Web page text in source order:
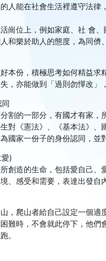
人能在社會生活裡遵守法律
崗位上，例如家庭、社 會
和樂於助人的態度，為同儕
本份，積極思考如何精益
，亦能做到「過則勿憚改」
割的一部分，有國才有家
對《憲法》、《基本法》
國家一份子的身份認同，並
)
創造的生命，包括愛自己
、感受和需要，表達出發自
，爬山者給自己設定一個
難時，不會就此停下，他
。